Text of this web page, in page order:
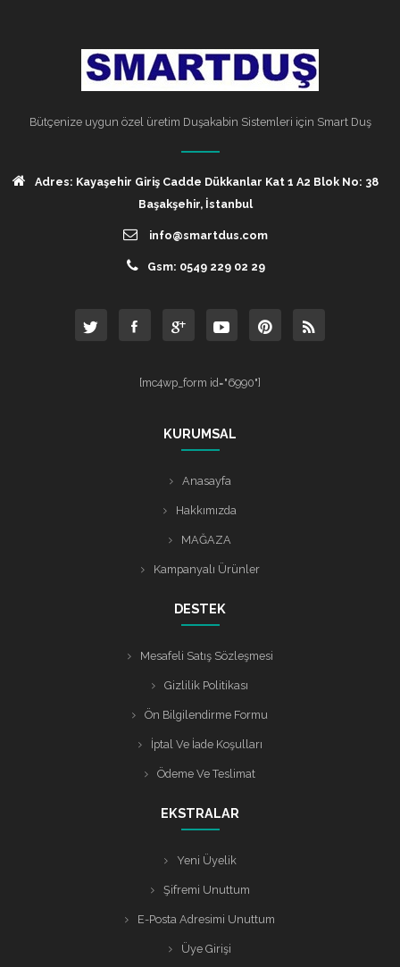
Bütçenize uygun özel üretim Duşakabin Sistemleri için Smart Duş
Adres: Kayaşehir Giriş Cadde Dükkanlar Kat 1 A2 Blok No: 38
Başakşehir, İstanbul
info@smartdus.com
Gsm: 0549 229 02 29
[mc4wp_form id="6990"]
KURUMSAL
Anasayfa
Hakkımızda
MAĞAZA
Kampanyalı Ürünler
DESTEK
Mesafeli Satış Sözleşmesi
Gizlilik Politikası
Ön Bilgilendirme Formu
İptal Ve İade Koşulları
Ödeme Ve Teslimat
EKSTRALAR
Yeni Üyelik
Şifremi Unuttum
E-Posta Adresimi Unuttum
Üye Girişi